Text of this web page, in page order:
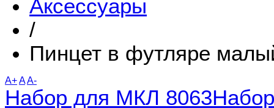
Аксессуары
/
Пинцет в футляре
A+AA-
Набор для МКЛ 8063